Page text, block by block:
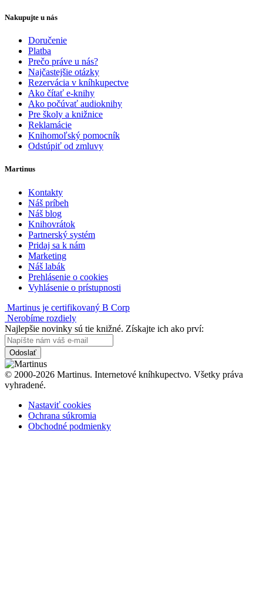
Nakupujte u nás
Doručenie
Platba
Prečo práve u nás?
Najčastejšie otázky
Rezervácia v kníhkupectve
Ako čítať e-knihy
Ako počúvať audioknihy
Pre školy a knižnice
Reklamácie
Knihomoľský pomocník
Odstúpiť od zmluvy
Martinus
Kontakty
Náš príbeh
Náš blog
Knihovrátok
Partnerský systém
Pridaj sa k nám
Marketing
Náš labák
Prehlásenie o cookies
Vyhlásenie o prístupnosti
Martinus je certifikovaný B Corp
Nerobíme rozdiely
Najlepšie novinky sú tie knižné. Získajte ich ako prví:
Odoslať
© 2000-2026 Martinus. Internetové kníhkupectvo. Všetky práva
vyhradené.
Nastaviť cookies
Ochrana súkromia
Obchodné podmienky